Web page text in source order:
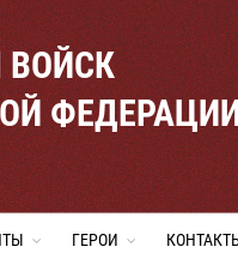
ВОЙСК
ГЕРОИ